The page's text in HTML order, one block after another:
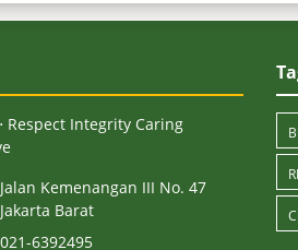
Respect Integrity Caring
Jalan Kemenangan III No. 47
Jakarta Barat
021-6392495